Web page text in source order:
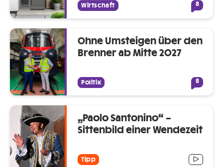
Wirtschaft 8
Ohne Umsteigen über den
Brenner ab Mitte 2027
Politik 8
„Paolo Santonino“ –
Sitten­bild einer Wendezeit
Tipp